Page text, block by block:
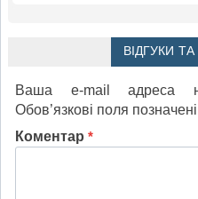
ВІДГУКИ
Ваша e-mail адреса
Обов’язкові поля позначені
Коментар *